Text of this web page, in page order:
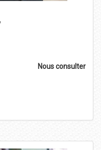
Nous consulter